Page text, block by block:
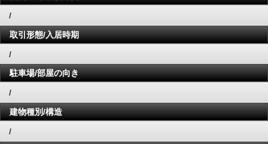
/
取引形態/入居時期
/
駐車場/部屋の向き
/
建物種別/構造
/